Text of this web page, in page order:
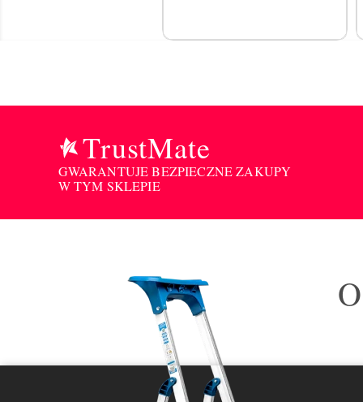
TrustMate
GWARANTUJE BEZPIECZNE ZAKUPY
W TYM SKLEPIE